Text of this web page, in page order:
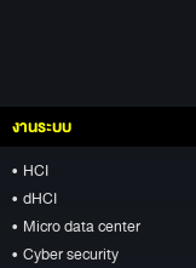
งานระบบ
• HCI
• dHCI
• Micro data center
• Cyber security